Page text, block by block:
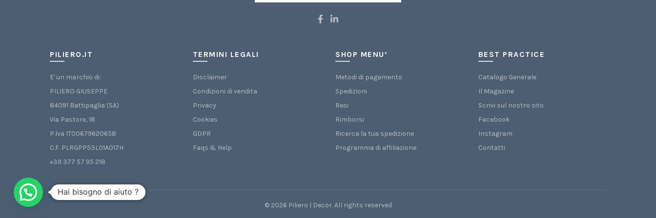
PILIERO.IT
E' un marchio di:
PILIERO GIUSEPPE
84091 Battipaglia (SA)
Via Pastore, 18
P.Iva IT00679620658
C.F. PLRGPP53L01A017H
+39 377 57 95 218
TERMINI LEGALI
Disclaimer
Condizioni di vendita
Privacy
Cookies
GDPR
Faqs & Help
SHOP MENU’
Metodi di pagamento
Spedizioni
Resi
Rimborsi
Ricerca la tua spedizione
Programma di affiliazione
BEST PRACTICE
Catalogo Generale
Il Magazine
Scrivi sul nostro sito
Facebook
Instagram
Contatti
© 2026 Piliero | Decor. All rights reserved
Hai bisogno di aiuto ?